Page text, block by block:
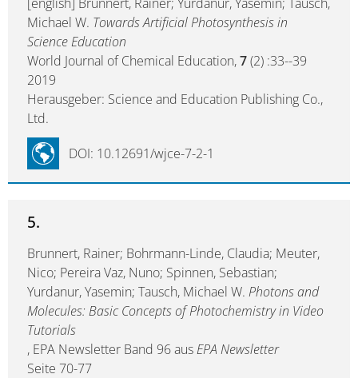
Michael W. Towards Artificial Photosynthesis in
Science Education
World Journal of Chemical Education,7(2) :33--39
2019
Herausgeber: Science and Education Publishing Co.,
Ltd.
DOI: 10.12691/wjce-7-2-1
5.
Brunnert, Rainer; Bohrmann-Linde, Claudia; Meuter,
Nico; Pereira Vaz, Nuno; Spinnen, Sebastian;
Yurdanur, Yasemin; Tausch, Michael W. Photons and
Molecules: Basic Concepts of Photochemistry in Video
Tutorials
, EPA Newsletter Band 96 ausEPA Newsletter
Seite 70-77